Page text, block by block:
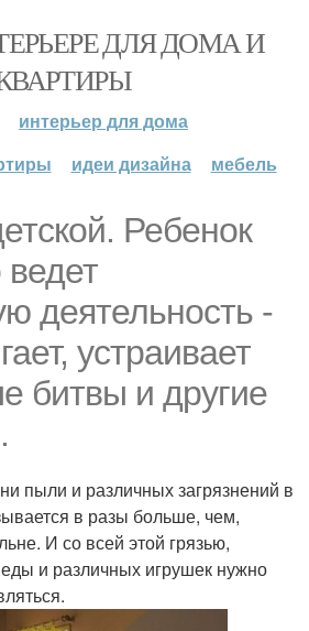
ДЛЯ ДОМА И
интерьер для дома
идеи дизайна мебель
Ребенок
деятельность -
устраивает
битвы и другие
пыли и различных загрязнений в
в разы больше, чем,
И со всей этой грязью,
и различных игрушек нужно